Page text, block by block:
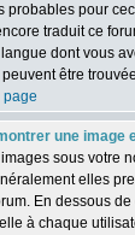
probables pour
traduit ce
dont vous
être
page
une image
images sous
elles
En dessous
à chaque